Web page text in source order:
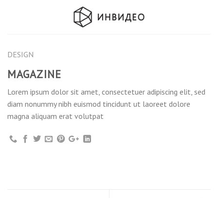
DESIGN
MAGAZINE
Lorem ipsum dolor sit amet, consectetuer adipiscing elit, sed
diam nonummy nibh euismod tincidunt ut laoreet dolore
magna aliquam erat volutpat